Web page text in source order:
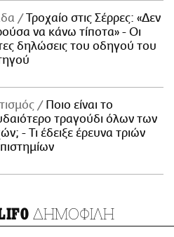
Τροχαίο στις Σέρρες: «Δεν
να κάνω τίποτα» - Οι
δηλώσεις του οδηγού του
Ποιο είναι το
τραγούδι όλων των
- Τι έδειξε έρευνα τριών
ΔΗΜΟΦΙΛΗ